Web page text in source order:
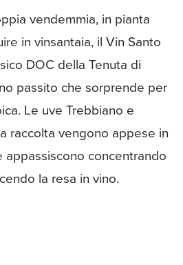
vendemmia, in pianta
in vinsantaia, il Vin Santo
DOC della Tenuta di
passito che sorprende per
Le uve Trebbiano e
raccolta vengono appese in
appassiscono concentrando
la resa in vino.
la vinificazione e la
in piccoli carati di
24 mesi. Il risultato è un
straordinario spettro gusto